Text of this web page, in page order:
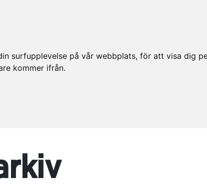
surfupplevelse på vår webbplats, för att visa dig
kommer ifrån.